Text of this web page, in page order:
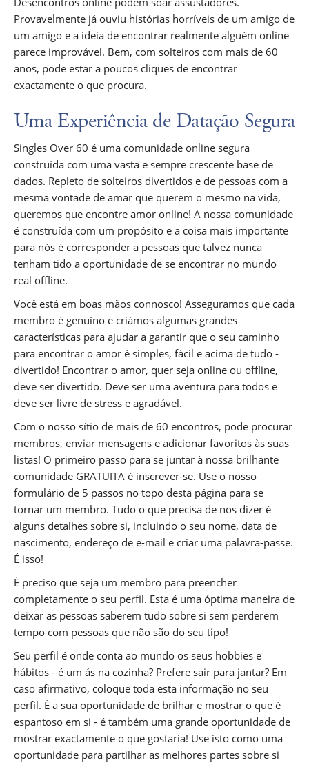
Provavelmente já ouviu histórias horríveis de um amigo de
um amigo e a ideia de encontrar realmente alguém online
parece improvável. Bem, com solteiros com mais de 60
anos, pode estar a poucos cliques de encontrar
exactamente o que procura.
Uma Experiência de Datação Segura
Singles Over 60 é uma comunidade online segura
construída com uma vasta e sempre crescente base de
dados. Repleto de solteiros divertidos e de pessoas com a
mesma vontade de amar que querem o mesmo na vida,
queremos que encontre amor online! A nossa comunidade
é construída com um propósito e a coisa mais importante
para nós é corresponder a pessoas que talvez nunca
tenham tido a oportunidade de se encontrar no mundo
real offline.
Você está em boas mãos connosco! Asseguramos que cada
membro é genuíno e criámos algumas grandes
características para ajudar a garantir que o seu caminho
para encontrar o amor é simples, fácil e acima de tudo -
divertido! Encontrar o amor, quer seja online ou offline,
deve ser divertido. Deve ser uma aventura para todos e
deve ser livre de stress e agradável.
Com o nosso sítio de mais de 60 encontros, pode procurar
membros, enviar mensagens e adicionar favoritos às suas
listas! O primeiro passo para se juntar à nossa brilhante
comunidade GRATUITA é inscrever-se. Use o nosso
formulário de 5 passos no topo desta página para se
tornar um membro. Tudo o que precisa de nos dizer é
alguns detalhes sobre si, incluindo o seu nome, data de
nascimento, endereço de e-mail e criar uma palavra-passe.
É isso!
É preciso que seja um membro para preencher
completamente o seu perfil. Esta é uma óptima maneira de
deixar as pessoas saberem tudo sobre si sem perderem
tempo com pessoas que não são do seu tipo!
Seu perfil é onde conta ao mundo os seus hobbies e
hábitos - é um ás na cozinha? Prefere sair para jantar? Em
caso afirmativo, coloque toda esta informação no seu
perfil. É a sua oportunidade de brilhar e mostrar o que é
espantoso em si - é também uma grande oportunidade de
mostrar exactamente o que gostaria! Use isto como uma
oportunidade para partilhar as melhores partes sobre si